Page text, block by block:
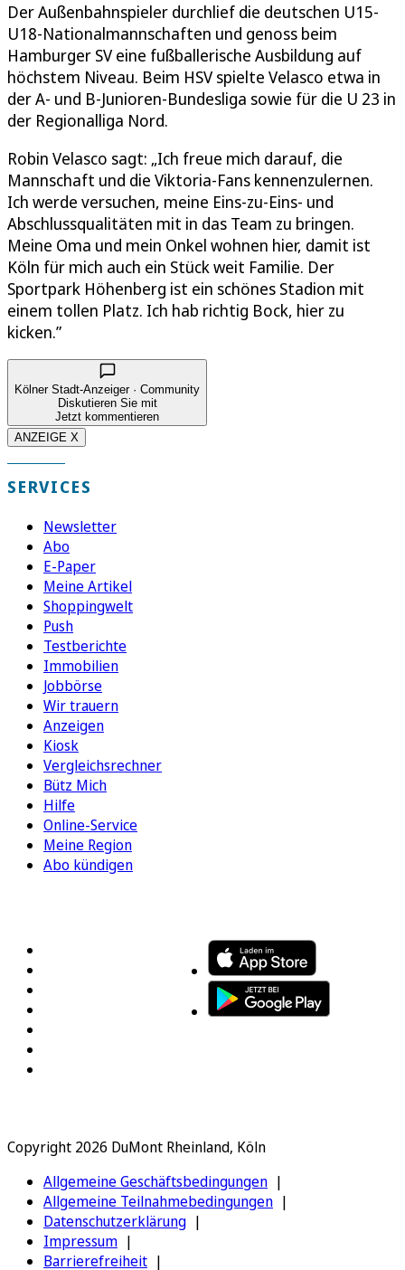
Der Außenbahnspieler durchlief die deutschen U15-
U18-Nationalmannschaften und genoss beim
Hamburger SV eine fußballerische Ausbildung auf
höchstem Niveau. Beim HSV spielte Velasco etwa in
der A- und B-Junioren-Bundesliga sowie für die U 23 in
der Regionalliga Nord.
Robin Velasco sagt: „Ich freue mich darauf, die
Mannschaft und die Viktoria-Fans kennenzulernen.
Ich werde versuchen, meine Eins-zu-Eins- und
Abschlussqualitäten mit in das Team zu bringen.
Meine Oma und mein Onkel wohnen hier, damit ist
Köln für mich auch ein Stück weit Familie. Der
Sportpark Höhenberg ist ein schönes Stadion mit
einem tollen Platz. Ich hab richtig Bock, hier zu
kicken.”
Kölner Stadt-Anzeiger · Community
Diskutieren Sie mit
Jetzt kommentieren
ANZEIGE X
SERVICES
Newsletter
Abo
E-Paper
Meine Artikel
Shoppingwelt
Push
Testberichte
Immobilien
Jobbörse
Wir trauern
Anzeigen
Kiosk
Vergleichsrechner
Bütz Mich
Hilfe
Online-Service
Meine Region
Abo kündigen
Copyright 2026 DuMont Rheinland, Köln
Allgemeine Geschäftsbedingungen
Allgemeine Teilnahmebedingungen
Datenschutzerklärung
Impressum
Barrierefreiheit